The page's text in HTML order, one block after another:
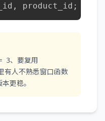
, product_id ;
3、要复用
有人不熟悉窗口函数
更稳。